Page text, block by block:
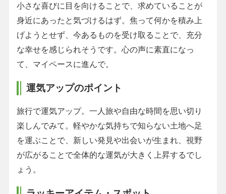
小さな喜びに目を向けることで、求めていることが
身近にあったと気づけるはず。焦って何かを積み上
げようとせず、今あるものを受け取ることで、充分
な幸せを感じられそうです。心の声に素直になっ
て、マイペースに進んで。
運気アップのポイント
旅行で運気アップ。一人旅や自由な時間を思い切り
楽しんでみて。軽やかな気持ちで知らない土地へ足
を運ぶことで、新しい発見や出会いが生まれ、視野
が広がることで全体的な運気が大きく上昇するでし
ょう。